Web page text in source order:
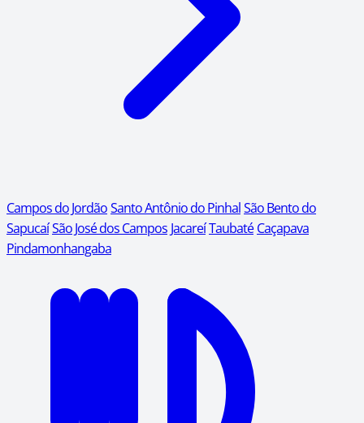
Campos do JordãoSanto Antônio do PinhalSão Bento do
SapucaíSão José dos Campos JacareíTaubaté Caçapava
Pindamonhangaba